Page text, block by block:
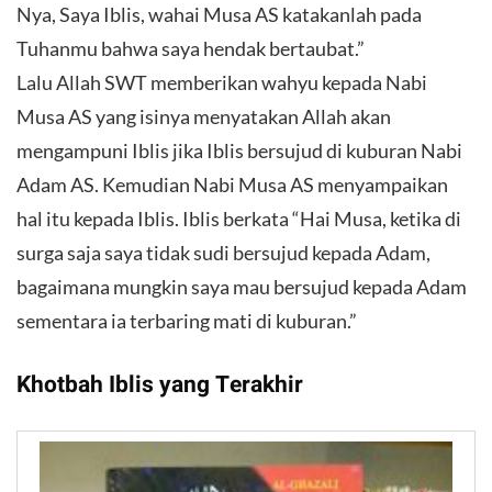
Nya, Saya Iblis, wahai Musa AS katakanlah pada
Tuhanmu bahwa saya hendak bertaubat.”
Lalu Allah SWT memberikan wahyu kepada Nabi
Musa AS yang isinya menyatakan Allah akan
mengampuni Iblis jika Iblis bersujud di kuburan Nabi
Adam AS. Kemudian Nabi Musa AS menyampaikan
hal itu kepada Iblis. Iblis berkata “Hai Musa, ketika di
surga saja saya tidak sudi bersujud kepada Adam,
bagaimana mungkin saya mau bersujud kepada Adam
sementara ia terbaring mati di kuburan.”
Khotbah Iblis yang Terakhir